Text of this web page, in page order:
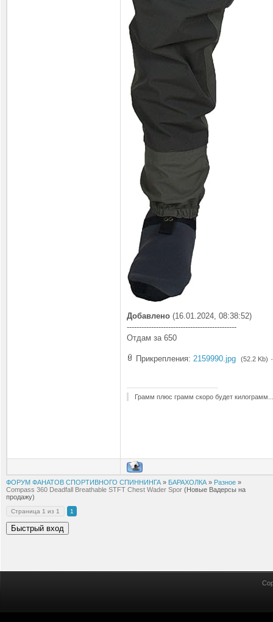
Добавлено (16.01.2024, 08:38:52)
---------------------------------------------
Отдам за 650
Прикрепления: 2159990.jpg (52.2 Kb)
Грамм плюс грамм скоро будет килограмм...
ФОРУМ ФАНАТОВ СПОРТИВНОГО СПИННИНГА » БАРАХОЛКА » Разное »
Compass 360 Deadfall Breathable STFT Chest Wader Spor (Новые Вадерсы на
продажу)
Страница 1 из 1 1